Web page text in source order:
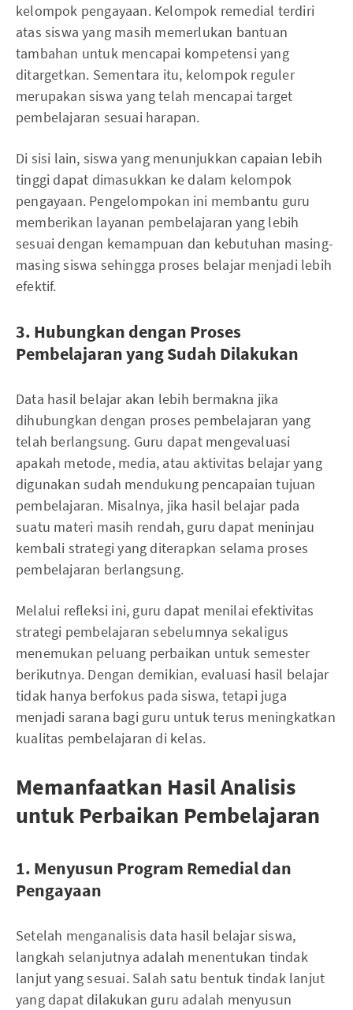
kelompok pengayaan. Kelompok remedial terdiri
atas siswa yang masih memerlukan bantuan
tambahan untuk mencapai kompetensi yang
ditargetkan. Sementara itu, kelompok reguler
merupakan siswa yang telah mencapai target
pembelajaran sesuai harapan.
Di sisi lain, siswa yang menunjukkan capaian lebih
tinggi dapat dimasukkan ke dalam kelompok
pengayaan. Pengelompokan ini membantu guru
memberikan layanan pembelajaran yang lebih
sesuai dengan kemampuan dan kebutuhan masing-
masing siswa sehingga proses belajar menjadi lebih
efektif.
3. Hubungkan dengan Proses
Pembelajaran yang Sudah Dilakukan
Data hasil belajar akan lebih bermakna jika
dihubungkan dengan proses pembelajaran yang
telah berlangsung. Guru dapat mengevaluasi
apakah metode, media, atau aktivitas belajar yang
digunakan sudah mendukung pencapaian tujuan
pembelajaran. Misalnya, jika hasil belajar pada
suatu materi masih rendah, guru dapat meninjau
kembali strategi yang diterapkan selama proses
pembelajaran berlangsung.
Melalui refleksi ini, guru dapat menilai efektivitas
strategi pembelajaran sebelumnya sekaligus
menemukan peluang perbaikan untuk semester
berikutnya. Dengan demikian, evaluasi hasil belajar
tidak hanya berfokus pada siswa, tetapi juga
menjadi sarana bagi guru untuk terus meningkatkan
kualitas pembelajaran di kelas.
Memanfaatkan Hasil Analisis
untuk Perbaikan Pembelajaran
1. Menyusun Program Remedial dan
Pengayaan
Setelah menganalisis data hasil belajar siswa,
langkah selanjutnya adalah menentukan tindak
lanjut yang sesuai. Salah satu bentuk tindak lanjut
yang dapat dilakukan guru adalah menyusun